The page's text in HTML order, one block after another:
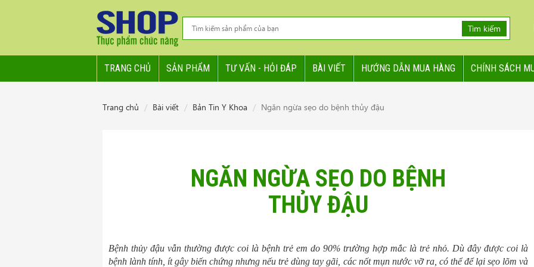
Tìm kiếm
TRANG CHỦ SẢN PHẨM TƯ VẤN - HỎI ĐÁP BÀI VIẾT HƯỚNG DẪN MUA HÀNG CHÍNH SÁCH
Trang chủ Bài viết Bản Tin Y Khoa Ngăn ngừa sẹo do bệnh thủy đậu
NGĂN NGỪA SẸO DO BỆNH
THỦY ĐẬU
Bệnh thủy đậu vẫn thường được coi là bệnh trẻ em do 90% trường hợp mắc là trẻ nhỏ. Dù đây được coi là
bệnh lành tính, ít gây biến chứng nhưng nếu trẻ dùng tay gãi, các nốt mụn nước vỡ ra, có thể để lại sẹo lõm và